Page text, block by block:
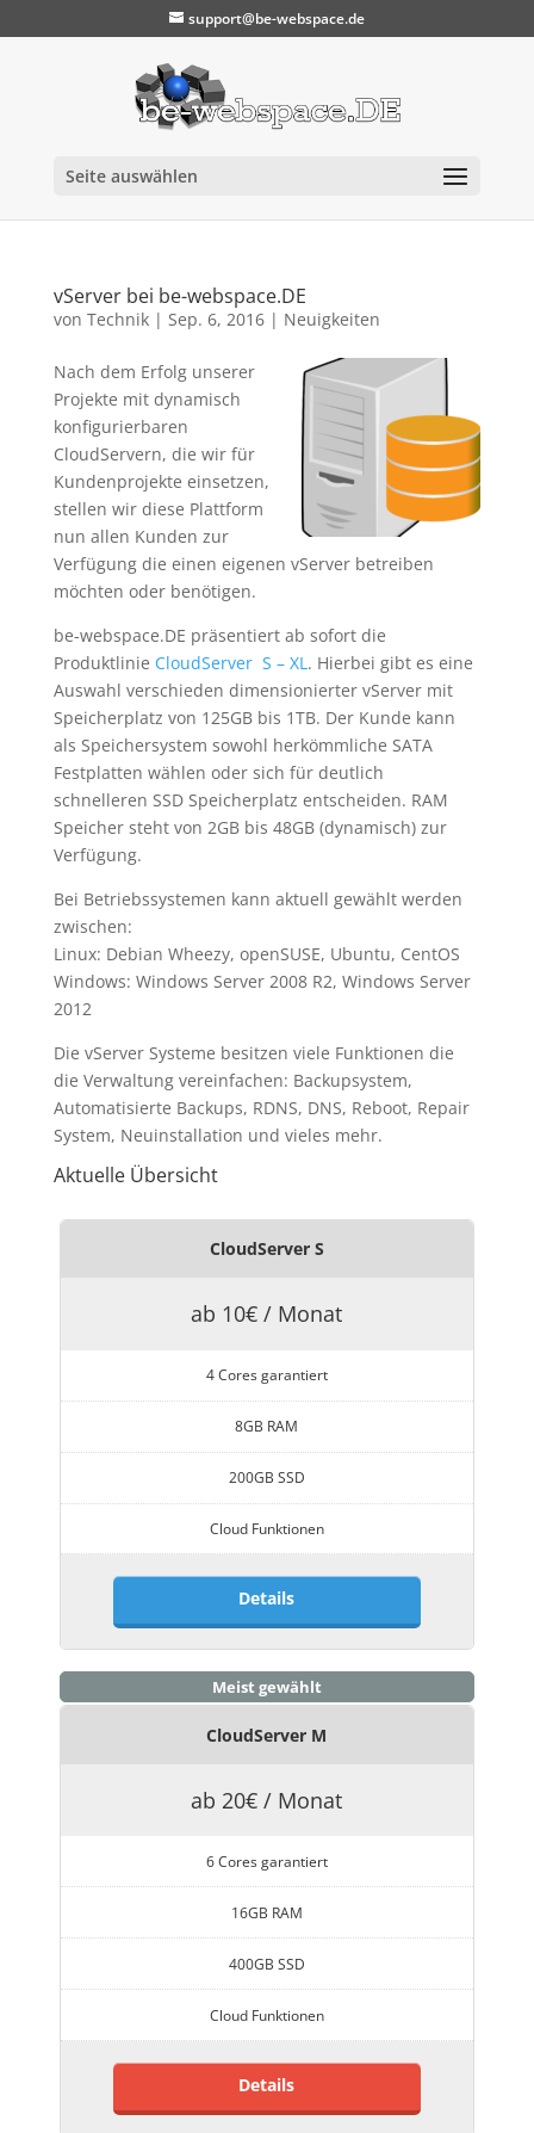
support@be-webspace.de
Seite auswählen
vServer bei be-webspace.DE
von Technik| Sep. 6, 2016| Neuigkeiten
Nach dem Erfolg unserer
Projekte mit dynamisch
konfigurierbaren
CloudServern, die wir für
Kundenprojekte einsetzen,
stellen wir diese Plattform
nun allen Kunden zur
Verfügung die einen eigenen vServer betreiben
möchten oder benötigen.
be-webspace.DE präsentiert ab sofort die
Produktlinie CloudServer S – XL. Hierbei gibt es eine
Auswahl verschieden dimensionierter vServer mit
Speicherplatz von 125GB bis 1TB. Der Kunde kann
als Speichersystem sowohl herkömmliche SATA
Festplatten wählen oder sich für deutlich
schnelleren SSD Speicherplatz entscheiden. RAM
Speicher steht von 2GB bis 48GB (dynamisch) zur
Verfügung.
Bei Betriebssystemen kann aktuell gewählt werden
zwischen:
Linux: Debian Wheezy, openSUSE, Ubuntu, CentOS
Windows: Windows Server 2008 R2, Windows Server
2012
Die vServer Systeme besitzen viele Funktionen die
die Verwaltung vereinfachen: Backupsystem,
Automatisierte Backups, RDNS, DNS, Reboot, Repair
System, Neuinstallation und vieles mehr.
Aktuelle Übersicht
CloudServer S
ab 10€ / Monat
4 Cores garantiert
8GB RAM
200GB SSD
Cloud Funktionen
Details
Meist gewählt
CloudServer M
ab 20€ / Monat
6 Cores garantiert
16GB RAM
400GB SSD
Cloud Funktionen
Details